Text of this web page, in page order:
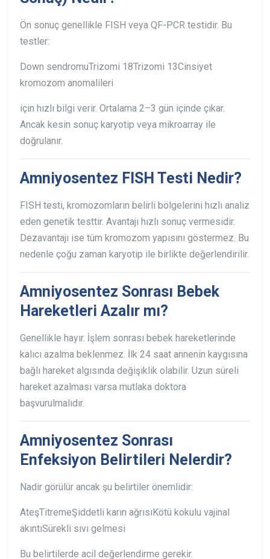
Ön sonuç genellikle FISH veya QF-PCR testidir. Bu
testler:
Down sendromuTrizomi 18Trizomi 13Cinsiyet
kromozom anomalileri
için hızlı bilgi verir. Ortalama 2–3 gün içinde çıkar.
Ancak kesin sonuç karyotip veya mikroarray ile
doğrulanır.
Amniyosentez FISH Testi Nedir?
FISH testi, kromozomların belirli bölgelerini hızlı analiz
eden genetik testtir. Avantajı hızlı sonuç vermesidir.
Dezavantajı ise tüm kromozom yapısını göstermez. Bu
nedenle çoğu zaman karyotip ile birlikte değerlendirilir.
Amniyosentez Sonrası Bebek
Hareketleri Azalır mı?
Genellikle hayır. İşlem sonrası bebek hareketlerinde
kalıcı azalma beklenmez. İlk 24 saat annenin kaygısına
bağlı hareket algısında değişiklik olabilir. Uzun süreli
hareket azalması varsa mutlaka doktora
başvurulmalıdır.
Amniyosentez Sonrası
Enfeksiyon Belirtileri Nelerdir?
Nadir görülür ancak şu belirtiler önemlidir:
AteşTitremeŞiddetli karın ağrısıKötü kokulu vajinal
akıntıSürekli sıvı gelmesi
Bu belirtilerde acil değerlendirme gerekir.